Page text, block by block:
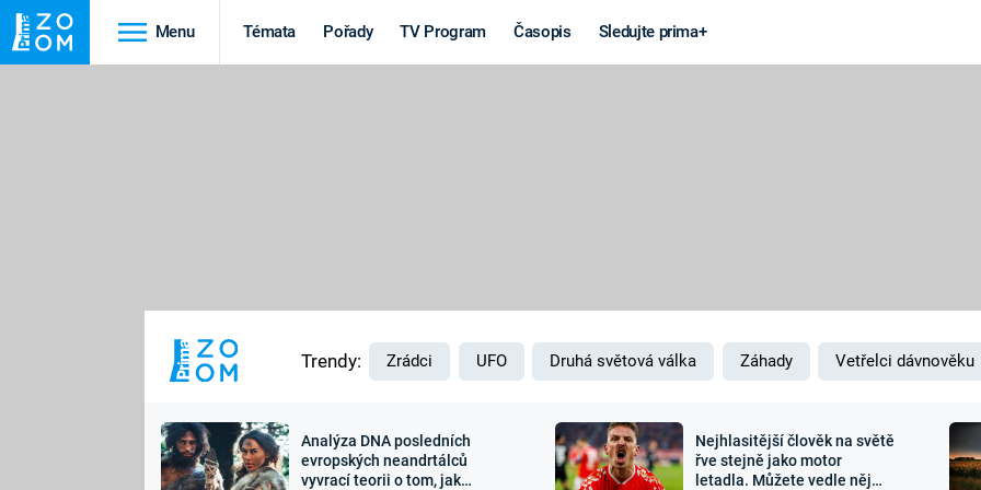
Menu Témata Pořady TV Program Časopis Sledujte prima+
MARS
Výročí
Záhady a
Trendy: Zrádci UFO Druhá světová válka Záhady Vetřelci dávnověku
Analýza DNA posledních
evropských neandrtálců
vyvrací teorii o tom, jak
Nejhlasitější člověk na světě
řve stejně jako motor
letadla. Můžete vedle něj